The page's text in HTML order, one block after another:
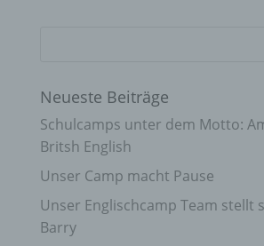
Neueste Beiträge
Schulcamps unter dem Motto:
Britsh English
Unser Camp macht Pause
Unser Englischcamp Team stellt
Barry